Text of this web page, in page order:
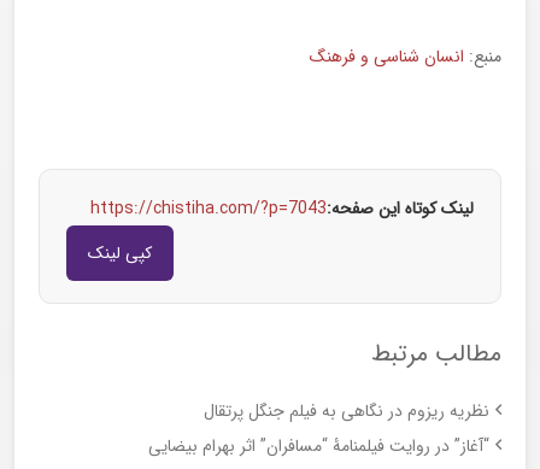
منبع: انسان شناسی و فرهنگ
لینک کوتاه این صفحه:https://chistiha.com/?p=7043
کپی لینک
مطالب مرتبط
نظریه ریزوم در نگاهی به فیلم جنگل پرتقال
“آغاز” در روایت فیلمنامۀ “مسافران” اثر بهرام بیضایی